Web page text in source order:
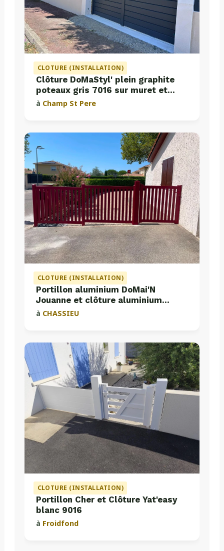
CLOTURE (INSTALLATION)
Clôture DoMaStyl' plein graphite
poteaux gris 7016 sur muret et
portail coulissant Classic Strong
à Champ St Pere
CLOTURE (INSTALLATION)
Portillon aluminium DoMai'N
Jouanne et clôture aluminium
Valette
à CHASSIEU
CLOTURE (INSTALLATION)
Portillon Cher et Clôture Yat'easy
blanc 9016
à Froidfond